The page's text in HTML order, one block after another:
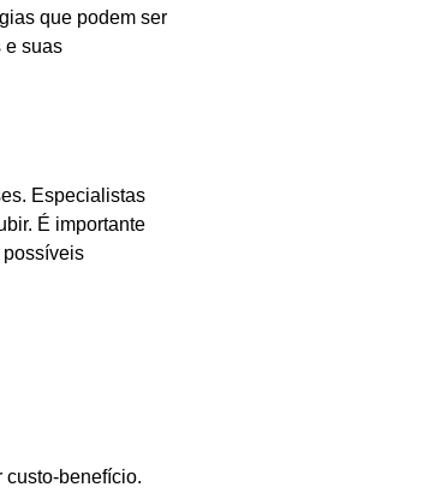
que podem ser
e suas
Especialistas
É importante
possíveis
custo-benefício.